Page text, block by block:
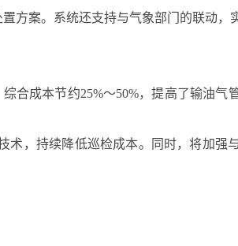
方案。系统还支持与气象部门的联动，
合成本节约25%～50%，提高了输油气
，持续降低巡检成本。同时，将加强